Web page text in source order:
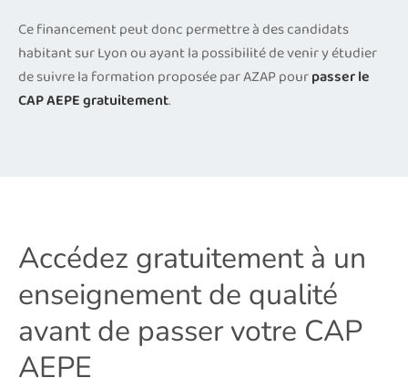
Ce financement peut donc permettre à des candidats
habitant sur Lyon ou ayant la possibilité de venir y étudier
de suivre la formation proposée par AZAP pourpasser le
CAP AEPE gratuitement.
Accédez gratuitement à un
enseignement de qualité
avant de passer votre CAP
AEPE